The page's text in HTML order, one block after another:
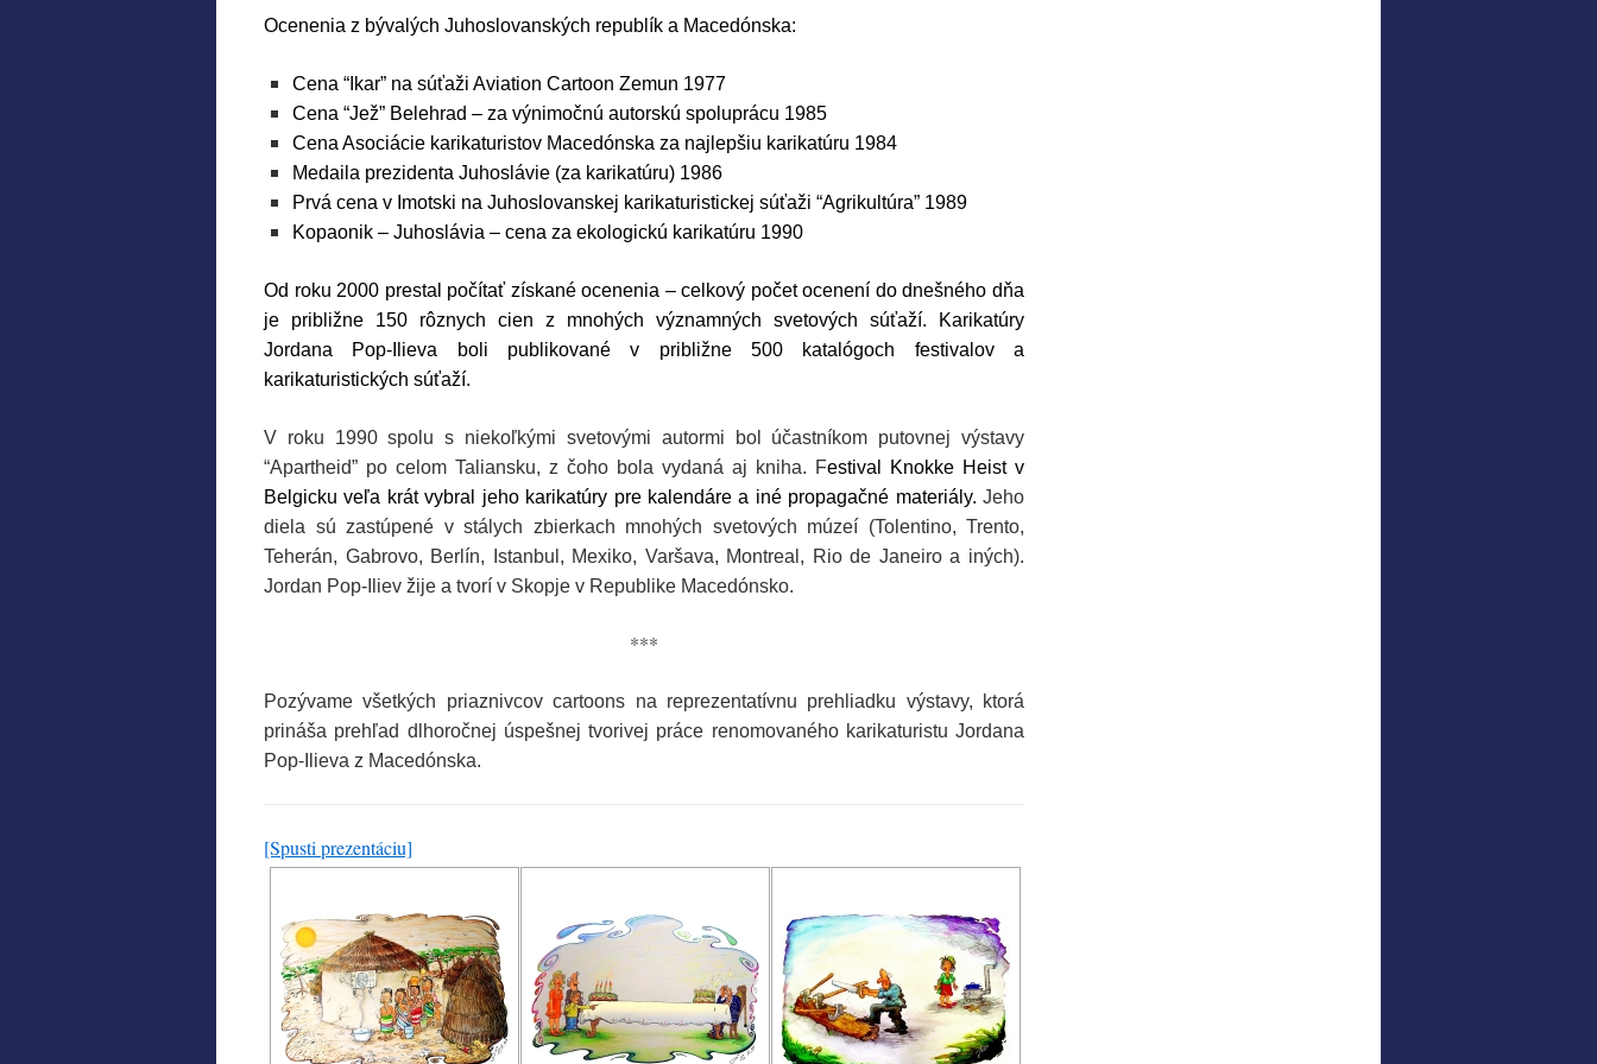
Ocenenia z bývalých Juhoslovanských republík a Macedónska:
Cena “Ikar” na súťaži Aviation Cartoon Zemun 1977
Cena “Jež” Belehrad – za výnimočnú autorskú spoluprácu 1985
Cena Asociácie karikaturistov Macedónska za najlepšiu karikatúru 1984
Medaila prezidenta Juhoslávie (za karikatúru) 1986
Prvá cena v Imotski na Juhoslovanskej karikaturistickej súťaži “Agrikultúra” 1989
Kopaonik – Juhoslávia – cena za ekologickú karikatúru 1990
Od roku 2000 prestal počítať získané ocenenia – celkový počet ocenení do dnešného dňa
je približne 150 rôznych cien z mnohých významných svetových súťaží. Karikatúry
Jordana Pop-Ilieva boli publikované v približne 500 katalógoch festivalov a
karikaturistických súťaží.
V roku 1990 spolu s niekoľkými svetovými autormi bol účastníkom putovnej výstavy
“Apartheid” po celom Taliansku, z čoho bola vydaná aj kniha. Festival Knokke Heist v
Belgicku veľa krát vybral jeho karikatúry pre kalendáre a iné propagačné materiály. Jeho
diela sú zastúpené v stálych zbierkach mnohých svetových múzeí (Tolentino, Trento,
Teherán, Gabrovo, Berlín, Istanbul, Mexiko, Varšava, Montreal, Rio de Janeiro a iných).
Jordan Pop-Iliev žije a tvorí v Skopje v Republike Macedónsko.
***
Pozývame všetkých priaznivcov cartoons na reprezentatívnu prehliadku výstavy, ktorá
prináša prehľad dlhoročnej úspešnej tvorivej práce renomovaného karikaturistu Jordana
Pop-Ilieva z Macedónska.
[Spusti prezentáciu]